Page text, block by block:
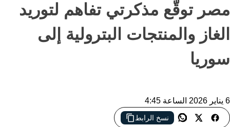
مصر توقّع مذكرتي تفاهم لتوريد
الغاز والمنتجات البترولية إلى
سوريا
6 يناير 2026 الساعة 4:45
نسخ الرابط
مصر وسوريا توقعان مذكرة تفاهم لتوريد الغاز الطبيعي والمنتجات
البترولية، بهدف دعم قطاع الطاقة السوري وتعزيز التعاون الثنائي بين